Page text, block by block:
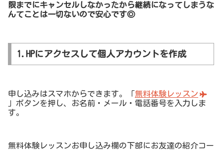
限までにキャンセルしなかったから継続になってしまうな
んてことは一切ないので安心です◎
1.HPにアクセスして個人アカウントを作成
申し込みはスマホからできます。「無料体験レッスン
」ボタンを押し、お名前・メール・電話番号を入力しま
す。
無料体験レッスンお申し込み欄の下部にお友達の紹介コー